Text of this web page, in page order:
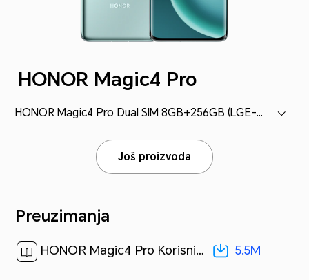
HONOR Magic4 Pro
HONOR Magic4 Pro Dual SIM 8GB+256GB (LGE-NX9)
Još proizvoda
Preuzimanja
HONOR Magic4 Pro Korisničko uputstvo-(Magic UI 6.0_01,sr)[ 5.5M ] 5.5M